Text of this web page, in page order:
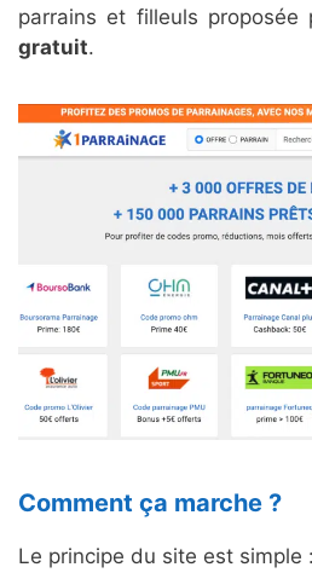
parrains et filleuls proposée
gratuit.
Comment ça marche ?
Le principe du site est simple :